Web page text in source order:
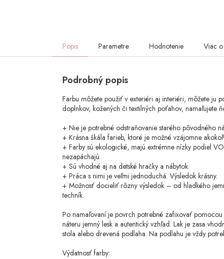
Popis Parametre Hodnotenie Viac
Podrobný popis
Farbu môžete použiť v exteriéri aj interiéri, môžete ju
doplnkov, kožených či textilných poťahov, namaľujete
+ Nie je potrebné odstraňovanie starého pôvodného
+ Krásna škála farieb, ktoré je možné vzájomne
+ Farby sú ekologické, majú extrémne nízky podiel
nezapáchajú.
+ Sú vhodné aj na detské hračky a nábytok.
+ Práca s nimi je veľmi jednoduchá. Výsledok krásny.
+ Možnosť docieliť rôzny výsledok – od hladkého
techník.
Po namaľovaní je povrch potrebné zafixovať pomocou
náteru jemný lesk a autentický vzhľad. Lak je zasa
stola alebo drevená podlaha. Na podlahu je vždy
Výdatnosť farby: